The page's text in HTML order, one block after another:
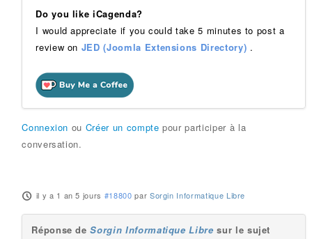
Do you like iCagenda?
I would appreciate if you could take 5 minutes to post a
review on JED (Joomla Extensions Directory) .
Connexion ou Créer un compte pour participer à la
conversation.
il y a 1 an 5 jours #18800 par Sorgin Informatique Libre
Réponse deSorgin Informatique Libre sur le sujet